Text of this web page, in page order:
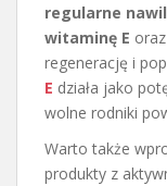
regularne
witaminę E oraz
regenerację i
E działa jako
wolne rodniki
Warto także
produkty z